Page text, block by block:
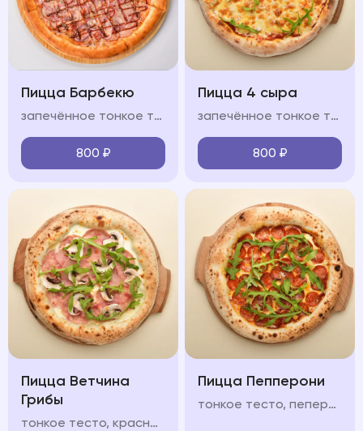
Пицца Барбекю
запечённое тонкое тесто, свиной окорок, охотничьи колбасками, бекон, лук красный, фирменный соус "BBQ", моцарелла, красный соус
800 ₽
Пицца 4 сыра
запечённое тонкое тесто, сыр моцарелла, пармезан, горгонзола, доблю, фирменный соус, оливковое масло
800 ₽
Пицца Ветчина
Грибы
тонкое тесто, красный/белый соус, ветчина, шампиньоны, моцарелла, руккола, пармезан
Пицца Пепперони
тонкое тесто, пеперони, салями, соус из томатов, моцарелла, руккола, пармезан